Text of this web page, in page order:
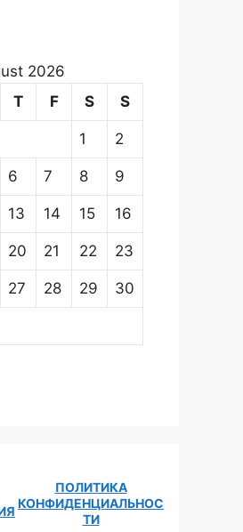
2026
T F S S
1 2
6 7 8 9
13 14 15 16
20 21 22 23
27 28 29 30
ПОЛИТИКА
КОНФИДЕНЦИАЛЬНОС
ТИ